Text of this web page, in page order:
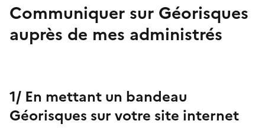
Communiquer sur Géorisques
auprès de mes administrés
1/ En mettant un bandeau
Géorisques sur votre site internet